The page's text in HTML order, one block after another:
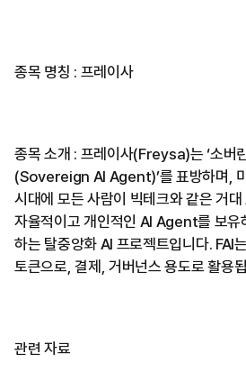
종목 명칭 : 프레이사
종목 소개 : 프레이사(Freysa)는 ‘소버
(Sovereign AI Agent)’를 표방하며,
시대에 모든 사람이 빅테크와 같은 거
자율적이고 개인적인 AI Agent를 보유
하는 탈중앙화 AI 프로젝트입니다. FAI
토큰으로, 결제, 거버넌스 용도로 활용
관련 자료